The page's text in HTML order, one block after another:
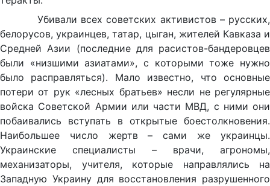
Убивали всех советских активистов – русских,
белорусов, украинцев, татар, цыган, жителей Кавказа и
Средней Азии (последние для расистов-бандеровцев
были «низшими азиатами», с которыми тоже нужно
было расправляться). Мало известно, что основные
потери от рук «лесных братьев» несли не регулярные
войска Советской Армии или части МВД, с ними они
побаивались вступать в открытые боестолкновения.
Наибольшее число жертв – сами же украинцы.
Украинские специалисты – врачи, агрономы,
механизаторы, учителя, которые направлялись на
Западную Украину для восстановления разрушенного